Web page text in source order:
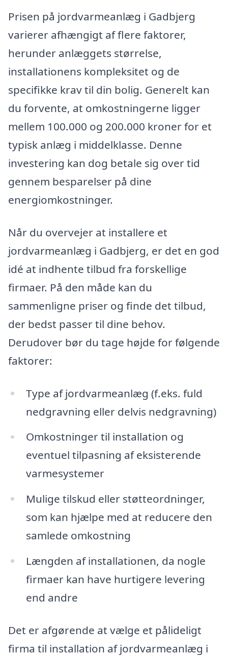
Prisen på jordvarmeanlæg i Gadbjerg
varierer afhængigt af flere faktorer,
herunder anlæggets størrelse,
installationens kompleksitet og de
specifikke krav til din bolig. Generelt kan
du forvente, at omkostningerne ligger
mellem 100.000 og 200.000 kroner for et
typisk anlæg i middelklasse. Denne
investering kan dog betale sig over tid
gennem besparelser på dine
energiomkostninger.
Når du overvejer at installere et
jordvarmeanlæg i Gadbjerg, er det en god
idé at indhente tilbud fra forskellige
firmaer. På den måde kan du
sammenligne priser og finde det tilbud,
der bedst passer til dine behov.
Derudover bør du tage højde for følgende
faktorer:
Type af jordvarmeanlæg (f.eks. fuld
nedgravning eller delvis nedgravning)
Omkostninger til installation og
eventuel tilpasning af eksisterende
varmesystemer
Mulige tilskud eller støtteordninger,
som kan hjælpe med at reducere den
samlede omkostning
Længden af installationen, da nogle
firmaer kan have hurtigere levering
end andre
Det er afgørende at vælge et pålideligt
firma til installation af jordvarmeanlæg i